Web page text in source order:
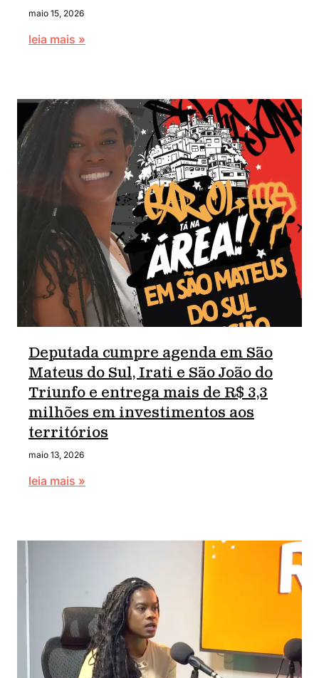
maio 15, 2026
leia mais »
Deputada cumpre agenda em São
Mateus do Sul, Irati e São João do
Triunfo e entrega mais de R$ 3,3
milhões em investimentos aos
territórios
maio 13, 2026
leia mais »